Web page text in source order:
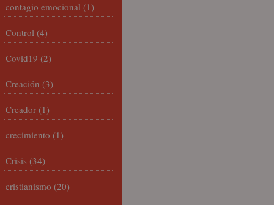
contagio emocional (1)
Control (4)
Covid19 (2)
Creación (3)
Creador (1)
crecimiento (1)
Crisis (34)
cristianismo (20)